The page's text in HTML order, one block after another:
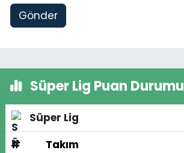
Gönder
Süper Lig Puan Durumu
Süper Lig
#
Takım